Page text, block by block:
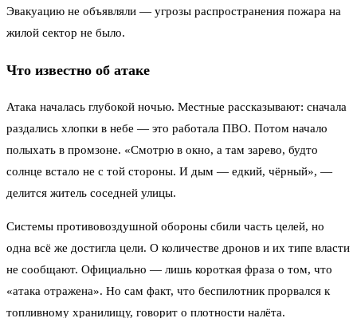
Эвакуацию не объявляли — угрозы распространения пожара на
жилой сектор не было.
Что известно об атаке
Атака началась глубокой ночью. Местные рассказывают: сначала
раздались хлопки в небе — это работала ПВО. Потом начало
полыхать в промзоне. «Смотрю в окно, а там зарево, будто
солнце встало не с той стороны. И дым — едкий, чёрный», —
делится житель соседней улицы.
Системы противовоздушной обороны сбили часть целей, но
одна всё же достигла цели. О количестве дронов и их типе власти
не сообщают. Официально — лишь короткая фраза о том, что
«атака отражена». Но сам факт, что беспилотник прорвался к
топливному хранилищу, говорит о плотности налёта.